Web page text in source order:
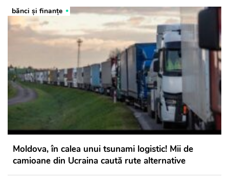
bănci şi finanţe
Moldova, în calea unui tsunami logistic! Mii de
camioane din Ucraina caută rute alternative